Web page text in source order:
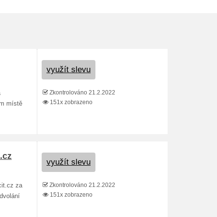
místě
využít slevu
Zkontrolováno 21.2.2022
151x zobrazeno
za
využít slevu
Zkontrolováno 21.2.2022
151x zobrazeno